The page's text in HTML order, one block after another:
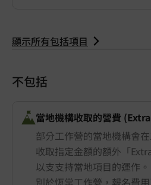
顯示所有包括項目
不包括
當地機構收取的營費
部分工作營的當地機構會
收取指定金額的額外「
以支支持當地項目的運作
別於恆常工作營，報名費